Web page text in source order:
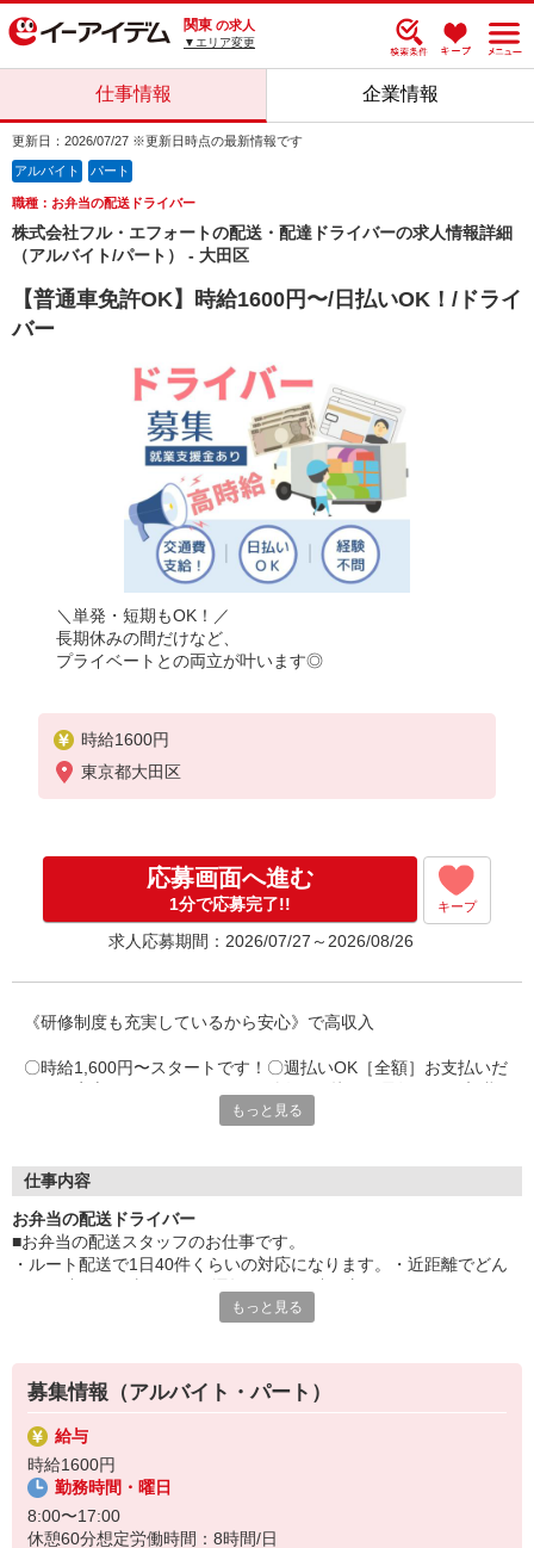
関東 の求人
▼エリア変更
仕事情報 企業情報
更新日：2026/07/27 ※更新日時点の最新情報です
アルバイト パート
職種：お弁当の配送ドライバー
株式会社フル・エフォートの配送・配達ドライバーの求人情報詳細
（アルバイト/パート） - 大田区
【普通車免許OK】時給1600円〜/日払いOK！/ドライ
バー
＼単発・短期もOK！／
長期休みの間だけなど、
プライベートとの両立が叶います◎
時給1600円
東京都大田区
応募画面へ進む
1分で応募完了!! キープ
求人応募期間：2026/07/27～2026/08/26
《研修制度も充実しているから安心》で高収入
〇時給1,600円〜スタートです！〇週払いOK［全額］お支払いだ
できます「とりあえず登録だけ…」でもOK！＿/＿/＿/＿/＿/＿/
もっと見る
仕事内容
お弁当の配送ドライバー
■お弁当の配送スタッフのお仕事です。
・ルート配送で1日40件くらいの対応になります。・近距離でどん
個〜20個くらいの弁当を台車で運ぶ 6〜7kg）※顧客は企業がメイ
【職場環境_年齢層】
20代/30代/40代
もっと見る
募集情報（アルバイト・パート）
給与
時給1600円
勤務時間・曜日
8:00〜17:00
休憩60分想定労働時間：8時間/日